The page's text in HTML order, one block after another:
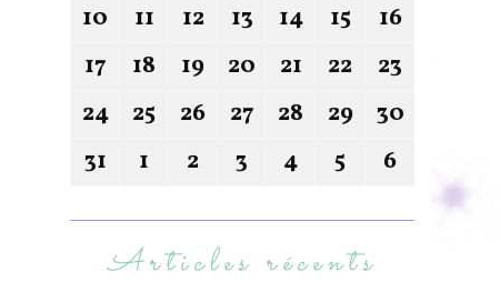
10
11 12 13 14 15
16
17
18 19 20 21 22
23
24
25 26 27 28 29
30
31
1 2 3 4 5 6
Articles récents